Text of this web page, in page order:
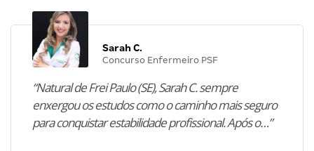
Sarah C.
Concurso Enfermeiro PSF
“Natural de Frei Paulo (SE), Sarah C. sempre
enxergou os estudos como o caminho mais seguro
para conquistar estabilidade profissional. Após o…”